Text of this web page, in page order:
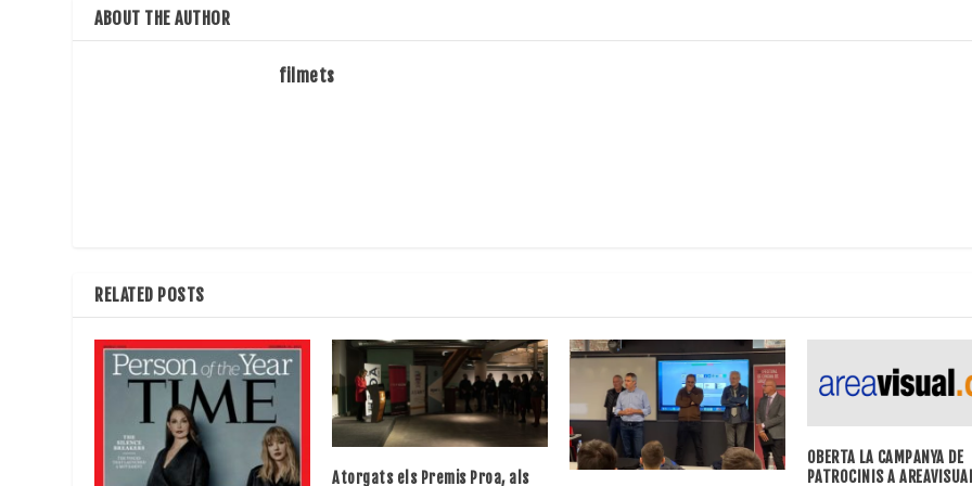
ABOUT THE AUTHOR
filmets
RELATED POSTS
Atorgats els Premis Proa, als
OBERTA LA CAMPANYA DE
PATROCINIS A